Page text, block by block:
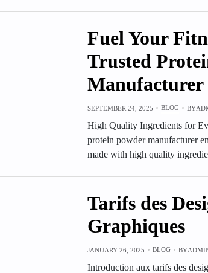
Fuel Your
Trusted
Manufacturer
SEPTEMBER 24, 2025 BLOG BY
High Quality Ingredients for
protein powder manufacturer
made with high quality
Tarifs des
Graphiques
JANUARY 26, 2025 BLOG BY
Introduction aux tarifs des